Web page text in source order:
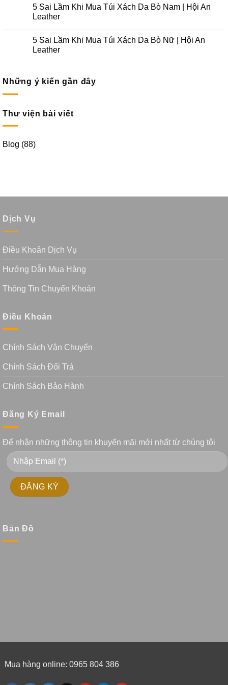
5 Sai Lầm Khi Mua Túi Xách Da Bò Nam | Hội An
Leather
5 Sai Lầm Khi Mua Túi Xách Da Bò Nữ | Hội An
Leather
Những ý kiến gần đây
Thư viện bài viết
Blog (88)
Dịch Vụ
Điều Khoản Dịch Vụ
Hướng Dẫn Mua Hàng
Thông Tin Chuyển Khoản
Điều Khoản
Chính Sách Vận Chuyển
Chính Sách Đổi Trả
Chính Sách Bảo Hành
Đăng Ký Email
Để nhận những thông tin khuyến mãi mới nhất từ chúng tôi
Bản Đồ
Mua hàng online: 0965 804 386